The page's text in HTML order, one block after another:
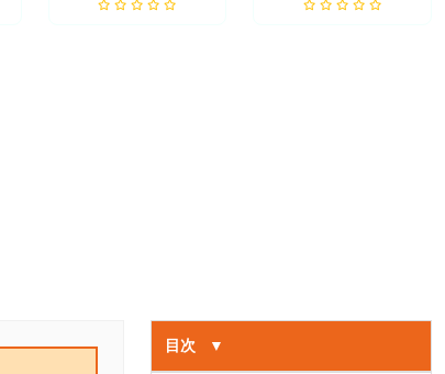
目次 ▼